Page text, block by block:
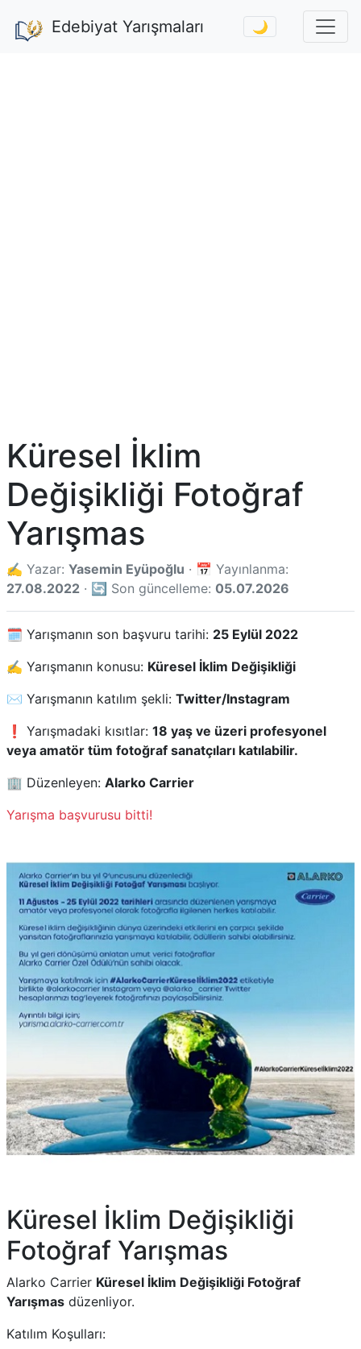
Edebiyat Yarışmaları 🌙
Küresel İklim
Değişikliği Fotoğraf
Yarışmas
✍️ Yazar: Yasemin Eyüpoğlu · 📅 Yayınlanma:
27.08.2022 · 🔄 Son güncelleme: 05.07.2026
🗓️ Yarışmanın son başvuru tarihi: 25 Eylül 2022
✍️ Yarışmanın konusu: Küresel İklim Değişikliği
✉️ Yarışmanın katılım şekli: Twitter/Instagram
❗ Yarışmadaki kısıtlar: 18 yaş ve üzeri profesyonel
veya amatör tüm fotoğraf sanatçıları katılabilir.
🏢 Düzenleyen: Alarko Carrier
Yarışma başvurusu bitti!
Küresel İklim Değişikliği
Fotoğraf Yarışmas
Alarko Carrier Küresel İklim Değişikliği Fotoğraf
Yarışmas düzenliyor.
Katılım Koşulları: